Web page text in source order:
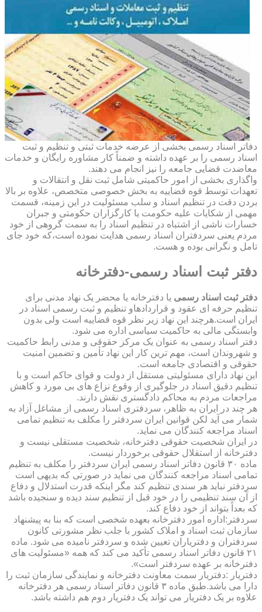
دفاتر اسناد رسمی بخشی از عرضه خدمات ثبتی و تنظیم و ثبت
اسناد رسمی را بر عهده داشته و ضمناً کار مشاوره رایگان و خدمات
معاضدت قضایی جامعه را نیز انجام می دهند.
واگذاری بخشی از امور حاکمیتی شامل ثبت نقل و انتقالات و
تعهدات توسط قوه قضاییه به بخش خصوصی متخصص، علاوه بر بالا
بردن دقت در تنظیم اسناد و سلب مسئولیت در این زمینه، قسمت
مهمی از شکایات علیه حکومت یا کارگزاران حکومتی و جبران
خسارات ناشی از اشتباه در تنظیم اسناد را به سمت گروهی از خود
مردم یعنی سردفتران اسناد رسمی هدایت نموده است،که خود جای
تامل و نگرانی بوده و هست.
دفتر ثبت اسناد رسمی-دفترخانه
دفتر ثبت اسناد رسمی یا دفترخانه یا محضر یک نهاد مدنی برای
تنظیم حرفه ای عقود و قراردادهاو تنظیم و ثبت رسمی اسناد در
ایران است.هرچند این نهاد زیر نظر قوه قضاییه است ولی بدون
وابستگی مالی به حاکمیت سیاسی اداره می شود.
دفتر اسناد رسمی به عنوان یک مرکز حقوقی و مدنی رابط حاکمیت
و شهروندان است، مهم ترین کار این نهاد تأمین و تضمین امنیت
حقوقی و اقتصادی جامعه است.
این نهاد دارای مسئولیتی مستقل از دولت و قوای حاکم است و با
تنظیم دقیق اسناد در جلوگیری از وقوع نزاع های بی مورد و کاهش
مراجعات مردم به محاکم دادگستری نقش دارند.
هر چند در ایران به ظاهر، سردفتری اسناد رسمی از مشاغل آزاد به
شمار می آید لکن قوانین ایران سردفتر را مکلف به تنظیم تمامی
اسناد مراجعه کنندگان می نماید.
در ایران شخصیت حقوقی دفترخانه، شخصیت مستقلی نیست و
دفترخانه از استقلال حقوقی برخوردار نیست.
ماده ۳۰ قانون دفاتر اسناد رسمی ایران سردفتر را مکلف به تنظیم
تمامی اسناد مراجعه کنندگان می نماید در صورتی که بدیهی است
سردفتر نباید هر سندی تنظیم کند مگر اینکه قدرت استدلال و دفاع
از آن سند تنظیمی را در خود قبل از تنظیم سند دیده و سنجیده باشد
که بعداً بتواند از خود دفاع کند.
سردفتر:اداره امور دفترخانه بعهده شخصی است که بنا به پیشنهاد
سازمان ثبت اسناد و املاک کشور با جلب نظر مشورتی کانون
سردفتران و دفتریاران تعیین شده و سردفتر نامیده می شود. ماده
۲۱ قانون دفاتر اسناد رسمی تأکید می کند که همه «مسئولیت های
دفترخانه بر عهده سردفتر است».
دفتریار :دفتریار سمت معاونت دفترخانه و نمایندگی سازمان ثبت را
دارا می باشد.طبق ماده ۳ قانون دفاتر اسناد رسمی هر دفترخانه
علاوه بر یک دفتریار می تواند یک دفتریار دوم هم داشته باشد.